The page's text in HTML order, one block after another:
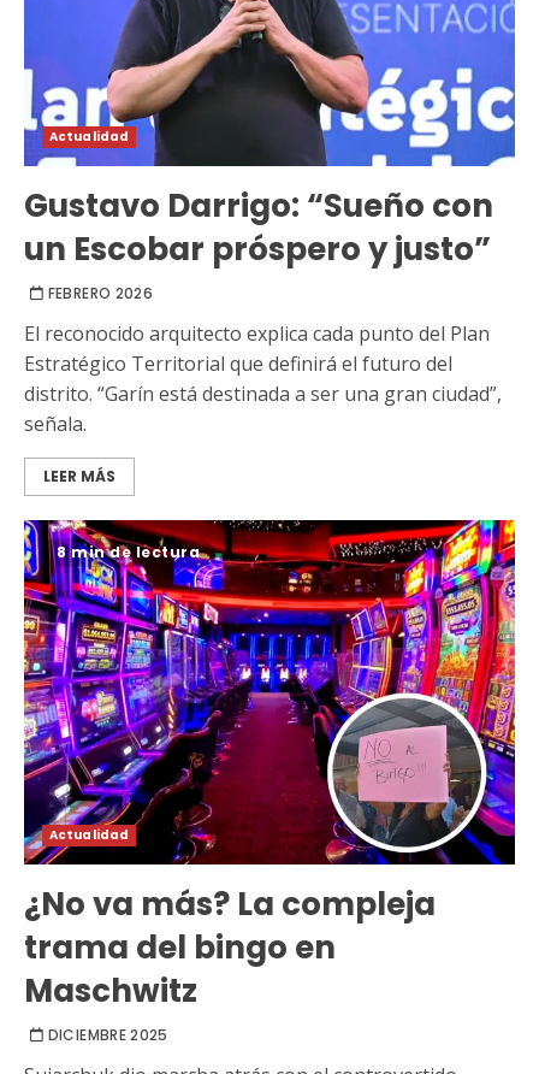
Actualidad
Gustavo Darrigo: “Sueño con
un Escobar próspero y justo”
FEBRERO 2026
El reconocido arquitecto explica cada punto del Plan
Estratégico Territorial que definirá el futuro del
distrito. “Garín está destinada a ser una gran ciudad”,
señala.
LEER MÁS
8 min de lectura
Actualidad
¿No va más? La compleja
trama del bingo en
Maschwitz
DICIEMBRE 2025